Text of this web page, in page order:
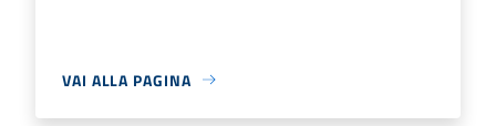
VAI ALLA PAGINA